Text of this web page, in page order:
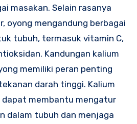
masakan. Selain rasanya
oyong mengandung berbagai
tubuh, termasuk vitamin C,
Kandungan kalium
memiliki peran penting
darah tinggi. Kalium
dapat membantu mengatur
dalam tubuh dan menjaga